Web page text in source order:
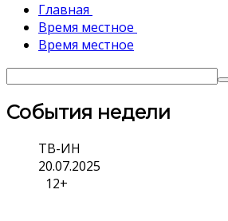
Главная
Время местное
Время местное
События недели
ТВ-ИН
20.07.2025
12+